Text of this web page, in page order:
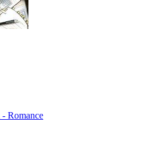
- Romance